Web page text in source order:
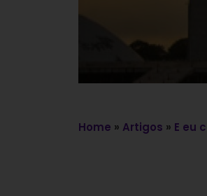
Home » Artigos » E eu